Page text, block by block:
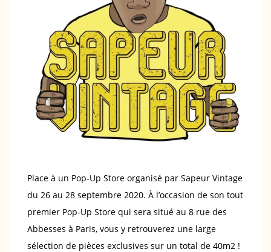
Place à un Pop-Up Store organisé par Sapeur Vintage
du 26 au 28 septembre 2020. À l’occasion de son tout
premier Pop-Up Store qui sera situé au 8 rue des
Abbesses à Paris, vous y retrouverez une large
sélection de pièces exclusives sur un total de 40m2 !